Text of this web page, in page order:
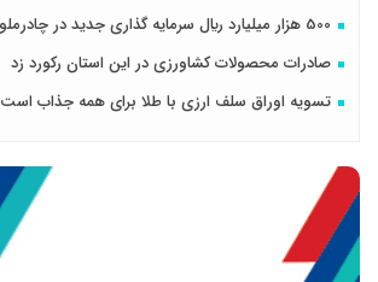
500 هزار میلیارد ريال سرمایه گذاری جدید در چادرملو
صادرات محصولات کشاورزی در این استان رکورد زد
تسویه اوراق سلف ارزی با طلا برای همه جذاب است